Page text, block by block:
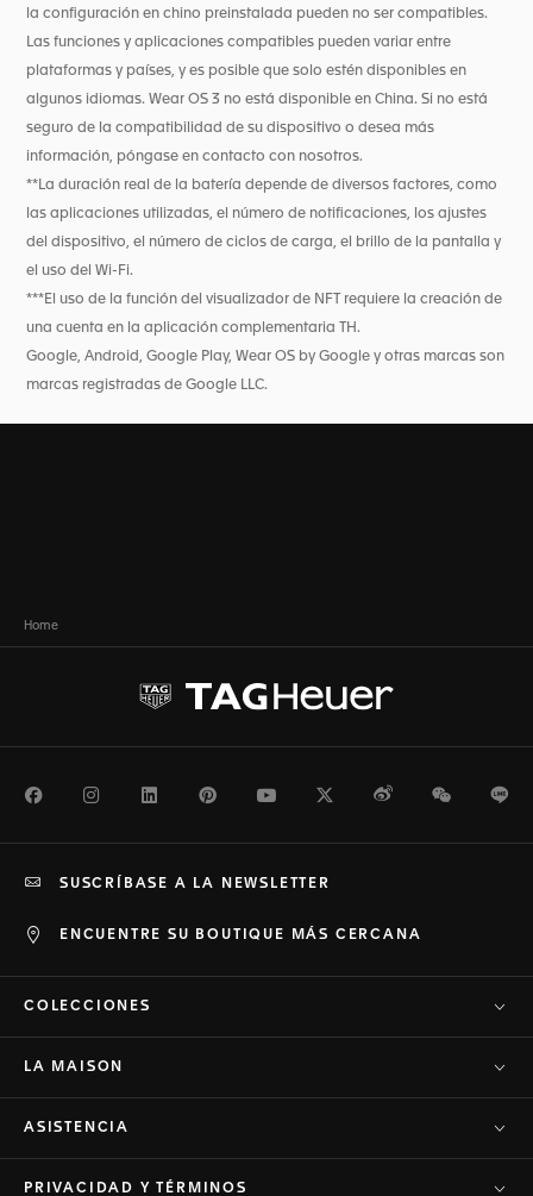
la configuración en chino preinstalada pueden no ser compatibles.
Las funciones y aplicaciones compatibles pueden variar entre
plataformas y países, y es posible que solo estén disponibles en
algunos idiomas. Wear OS 3 no está disponible en China. Si no está
seguro de la compatibilidad de su dispositivo o desea más
información, póngase en contacto con nosotros.
**La duración real de la batería depende de diversos factores, como
las aplicaciones utilizadas, el número de notificaciones, los ajustes
del dispositivo, el número de ciclos de carga, el brillo de la pantalla y
el uso del Wi-Fi.
***El uso de la función del visualizador de NFT requiere la creación de
una cuenta en la aplicación complementaria TH.
Google, Android, Google Play, Wear OS by Google y otras marcas son
marcas registradas de Google LLC.
Home
FacebookInstagramLinkedInPinterestYoutubeTwitterWeiboWeChat
ENCUENTRE SU BOUTIQUE MÁS CERCANA
SUSCRÍBASE A LA NEWSLETTER
COLECCIONES
LA MAISON
ASISTENCIA
PRIVACIDAD Y TÉRMINOS